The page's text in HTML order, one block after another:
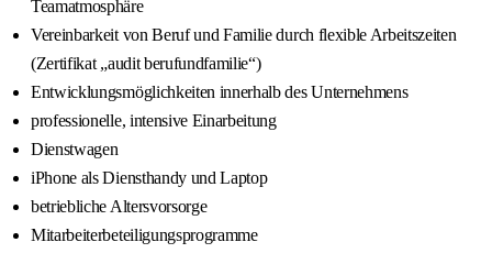
Teamatmosphäre
Vereinbarkeit von Beruf und Familie durch flexible Arbeitszeiten
(Zertifikat „audit berufundfamilie“)
Entwicklungsmöglichkeiten innerhalb des Unternehmens
professionelle, intensive Einarbeitung
Dienstwagen
iPhone als Diensthandy und Laptop
betriebliche Altersvorsorge
Mitarbeiterbeteiligungsprogramme